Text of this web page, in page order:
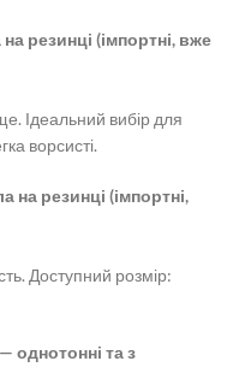
резинці (імпортні, вже
Ідеальний вибір для
ворсисті.
резинці (імпортні,
Доступний розмір:
однотонні та з